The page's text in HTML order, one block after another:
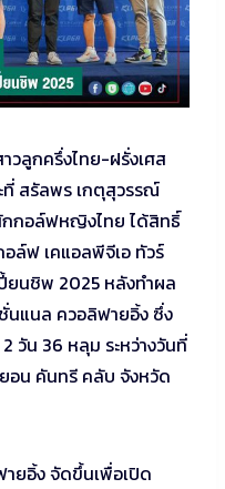
ลูกครึ่งไทย-ฝรั่งเศส
สรัลพร เกตุสุวรรณ์
กกอล์ฟหญิงไทย ได้สิทธิ์
ล์ฟ เคแอลพีจีเอ ทัวร์
ยนชิพ 2025 หลังทำผล
นแนล ควอลิฟายอิ้ง ซึ่ง
วัน 36 หลุม ระหว่างวันที่
น คันทรี คลับ จังหวัด
ยอิ้ง จัดขึ้นเพื่อเปิด